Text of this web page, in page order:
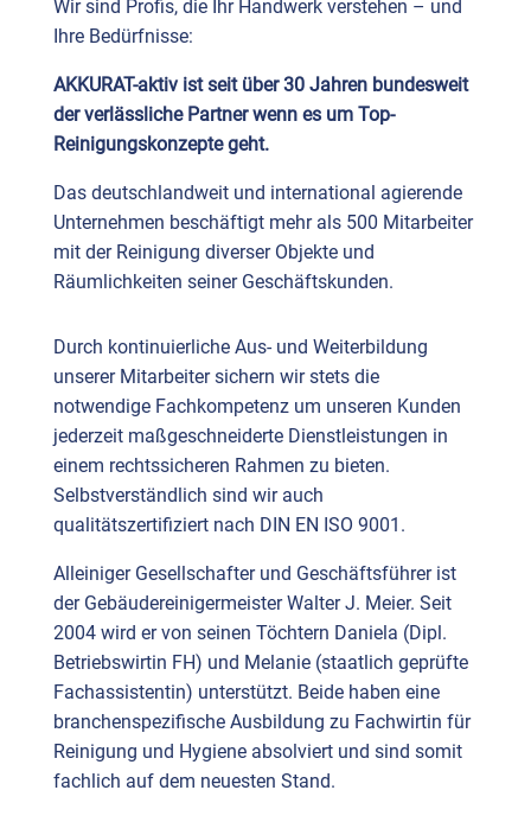
Wir sind Profis, die Ihr Handwerk verstehen – und
Ihre Bedürfnisse:
AKKURAT-aktiv ist seit über 30 Jahren bundesweit
der verlässliche Partner wenn es um Top-
Reinigungskonzepte geht.
Das deutschlandweit und international agierende
Unternehmen beschäftigt mehr als 500 Mitarbeiter
mit der Reinigung diverser Objekte und
Räumlichkeiten seiner Geschäftskunden.
Durch kontinuierliche Aus- und Weiterbildung
unserer Mitarbeiter sichern wir stets die
notwendige Fachkompetenz um unseren Kunden
jederzeit maßgeschneiderte Dienstleistungen in
einem rechtssicheren Rahmen zu bieten.
Selbstverständlich sind wir auch
qualitätszertifiziert nach DIN EN ISO 9001.
Alleiniger Gesellschafter und Geschäftsführer ist
der Gebäudereinigermeister Walter J. Meier. Seit
2004 wird er von seinen Töchtern Daniela (Dipl.
Betriebswirtin FH) und Melanie (staatlich geprüfte
Fachassistentin) unterstützt. Beide haben eine
branchenspezifische Ausbildung zu Fachwirtin für
Reinigung und Hygiene absolviert und sind somit
fachlich auf dem neuesten Stand.